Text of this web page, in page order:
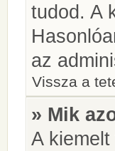
tudod. A
az
Vissza a
» Mik
A